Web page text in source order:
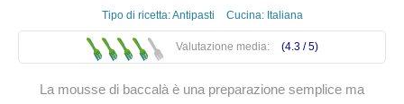
Tipo di ricetta:Antipasti Cucina: Italiana
Valutazione media: (4.3 /5)
La mousse di baccalà è una preparazione semplice ma